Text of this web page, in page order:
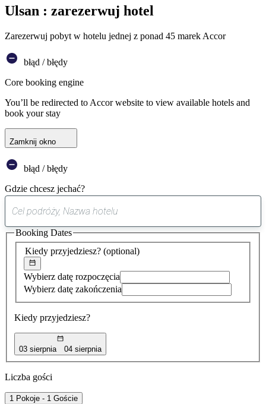
Ulsan : zarezerwuj hotel
Zarezerwuj pobyt w hotelu jednej z ponad 45 marek Accor
błąd / błędy
Core booking engine
You’ll be redirected to Accor website to view available hotels and
book your stay
Zamknij okno
błąd / błędy
Gdzie chcesz jechać?
sugestia
została
znaleziona
Kiedy przyjedziesz? (optional)
Wybierz datę rozpoczęcia
Wybierz datę zakończenia
Kiedy przyjedziesz?
03 sierpnia 04 sierpnia
Booking Dates
Liczba gości
1 Pokoje - 1 Goście